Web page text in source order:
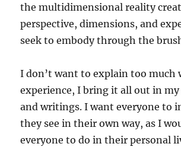
the multidimensional reality
perspective, dimensions, and
seek to embody through the
I don’t want to explain too much
experience, I bring it all out in
and writings. I want everyone to
they see in their own way, as I
everyone to do in their personal